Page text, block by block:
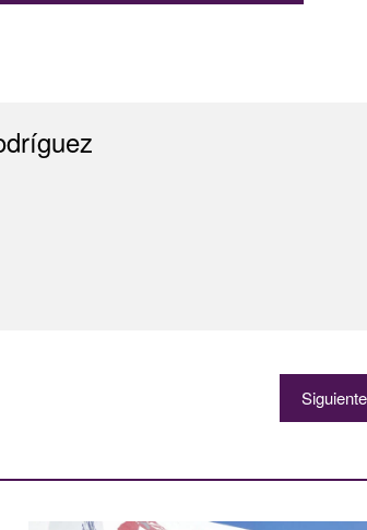
Siguiente